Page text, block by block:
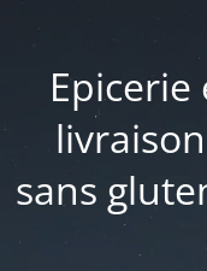
Epicerie
sans